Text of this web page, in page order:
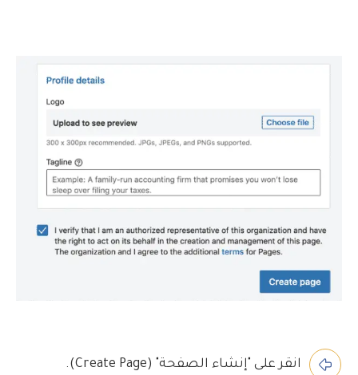
انقر على "إنشاء الصفحة" (Create Page).